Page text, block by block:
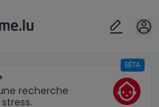
recherche
BÊTA
OK